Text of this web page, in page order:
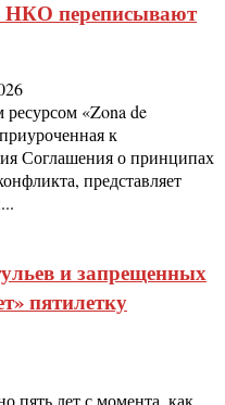
НКО переписывают
«Zona de
к
Соглашения о принципах
представляет
и запрещенных
пятилетку
пять лет с момента, как